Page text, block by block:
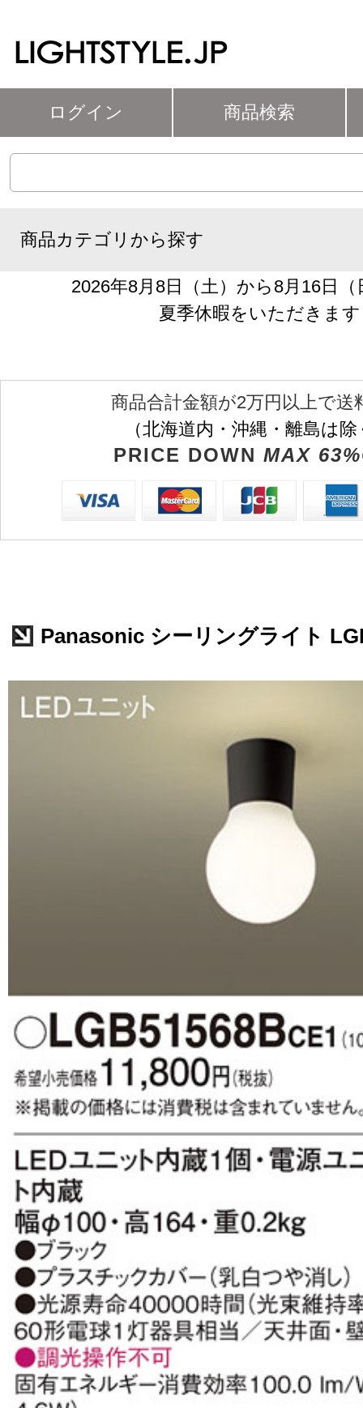
ログイン 商品検索
商品カテゴリから探す
2026年8月8日（土）から8月16日
夏季休暇をいただきます
商品合計金額が2万円以上で送
（北海道内・沖縄・離島は
PRICE DOWN MAX
Panasonic シーリングライト